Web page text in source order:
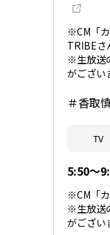
※CM「
TRIBEさ
※生放送
がござい
＃香取
TV
5:50～
※CM「
※生放送
がござい